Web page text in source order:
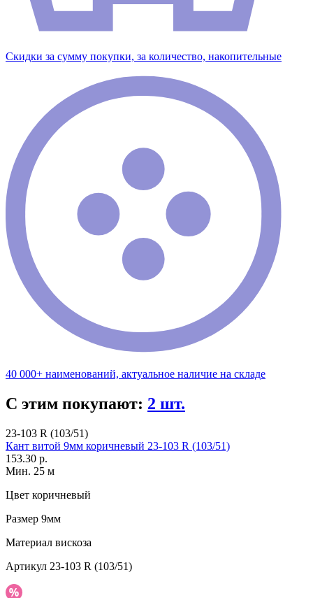
Скидки за сумму покупки, за количество, накопительные
40 000+ наименований, актуальное наличие на складе
С этим покупают: 2 шт.
23-103 R (103/51)
Кант витой 9мм коричневый 23-103 R (103/51)
153.30 р.
Мин. 25 м
Цвет коричневый
Размер 9мм
Материал вискоза
Артикул 23-103 R (103/51)